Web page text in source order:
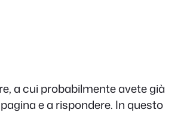
a cui probabilmente avete già
e a rispondere. In questo